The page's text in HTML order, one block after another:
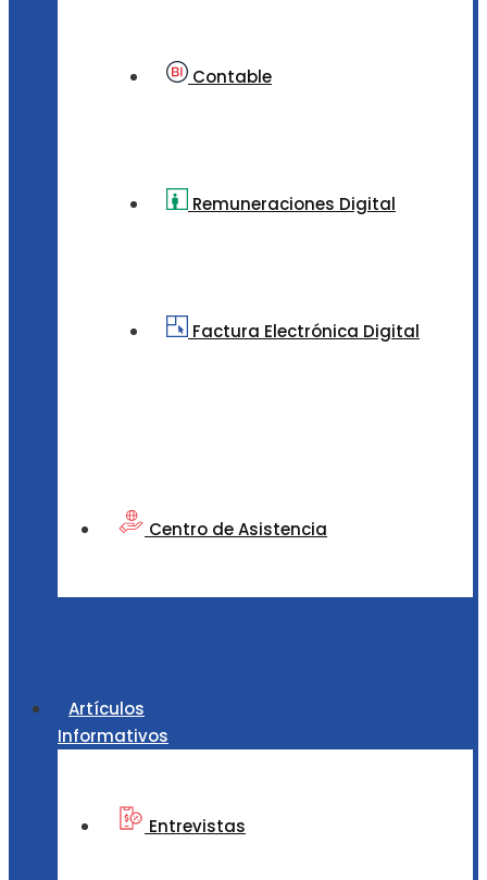
Contable
Remuneraciones Digital
Factura Electrónica Digital
Centro de Asistencia
Artículos
Informativos
Entrevistas